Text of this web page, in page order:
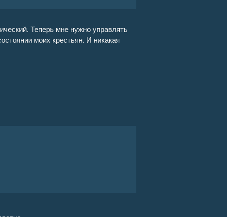
08:39
Теперь мне нужно управлять
моих крестьян. И никакая